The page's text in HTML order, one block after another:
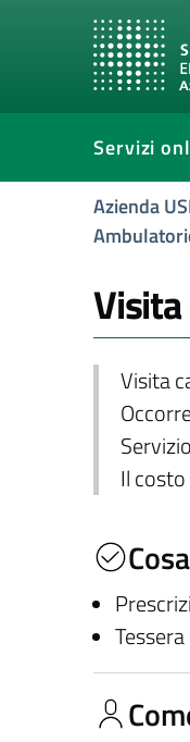
Servizi
Azienda
Visita
Il